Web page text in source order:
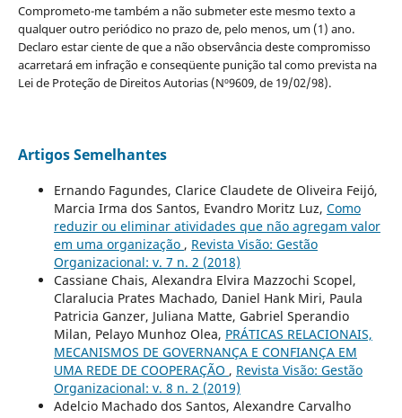
Comprometo-me também a não submeter este mesmo texto a
qualquer outro periódico no prazo de, pelo menos, um (1) ano.
Declaro estar ciente de que a não observância deste compromisso
acarretará em infração e conseqüente punição tal como prevista na
Lei de Proteção de Direitos Autorias (Nº9609, de 19/02/98).
Artigos Semelhantes
Ernando Fagundes, Clarice Claudete de Oliveira Feijó,
Marcia Irma dos Santos, Evandro Moritz Luz, Como
reduzir ou eliminar atividades que não agregam valor
em uma organização , Revista Visão: Gestão
Organizacional: v. 7 n. 2 (2018)
Cassiane Chais, Alexandra Elvira Mazzochi Scopel,
Claralucia Prates Machado, Daniel Hank Miri, Paula
Patricia Ganzer, Juliana Matte, Gabriel Sperandio
Milan, Pelayo Munhoz Olea, PRÁTICAS RELACIONAIS,
MECANISMOS DE GOVERNANÇA E CONFIANÇA EM
UMA REDE DE COOPERAÇÃO , Revista Visão: Gestão
Organizacional: v. 8 n. 2 (2019)
Adelcio Machado dos Santos, Alexandre Carvalho